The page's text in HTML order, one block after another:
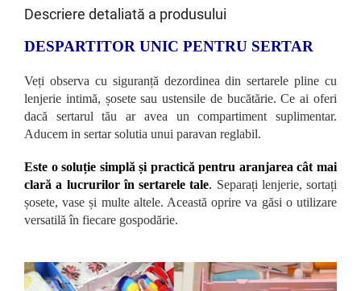
Descriere detaliată a produsului
DESPARTITOR UNIC PENTRU SERTAR
Veți observa cu siguranță dezordinea din sertarele pline cu
lenjerie intimă, șosete sau ustensile de bucătărie. Ce ai oferi
dacă sertarul tău ar avea un compartiment suplimentar.
Aducem in sertar solutia unui paravan reglabil.
Este o soluție simplă și practică pentru aranjarea cât mai
clară a lucrurilor în sertarele tale. Separați lenjerie, sortați
șosete, vase și multe altele. Această oprire va găsi o utilizare
versatilă în fiecare gospodărie.